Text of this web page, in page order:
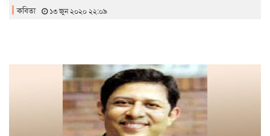
কবিতা ১৩ জুন ২০২০ ২২:০৯